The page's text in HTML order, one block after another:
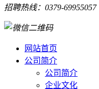
招聘热线：0379-69955057
网站首页
公司简介
公司简介
企业文化